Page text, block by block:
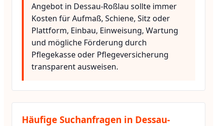
Angebot in Dessau-Roßlau sollte immer
Kosten für Aufmaß, Schiene, Sitz oder
Plattform, Einbau, Einweisung, Wartung
und mögliche Förderung durch
Pflegekasse oder Pflegeversicherung
transparent ausweisen.
Häufige Suchanfragen in Dessau-